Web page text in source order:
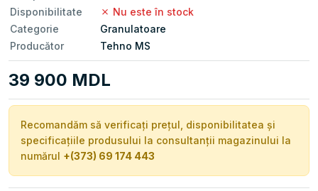
Disponibilitate
Nu este în stock
Categorie
Granulatoare
Producător
Tehno MS
39 900 MDL
Recomandăm să verificați prețul, disponibilitatea și
specificațiile produsului la consultanții magazinului la
numărul +(373) 69 174 443